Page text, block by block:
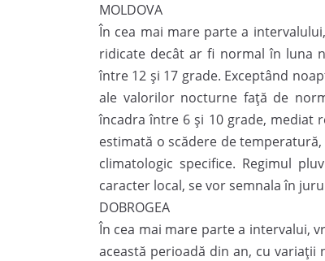
MOLDOVA
În cea mai mare parte a
ridicate decât ar fi normal în luna
între 12 și 17 grade. Exceptând
ale valorilor nocturne față de
încadra între 6 și 10 grade, mediat
estimată o scădere de
climatologic specifice. Regimul
caracter local, se vor semnala în
DOBROGEA
În cea mai mare parte a intervalui,
această perioadă din an, cu variații